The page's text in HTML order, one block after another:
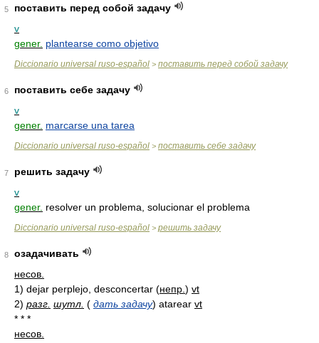
5
поставить перед собой задачу
v
gener. plantearse como objetivo
Diccionario universal ruso-español > поставить перед собой задачу
6
поставить себе задачу
v
gener. marcarse una tarea
Diccionario universal ruso-español > поставить себе задачу
7
решить задачу
v
gener. resolver un problema, solucionar el problema
Diccionario universal ruso-español > решить задачу
8
озадачивать
несов.
1) dejar perplejo, desconcertar (непр. ) vt
2) разг. шутл. ( дать задачу) atarear vt
* * *
несов.